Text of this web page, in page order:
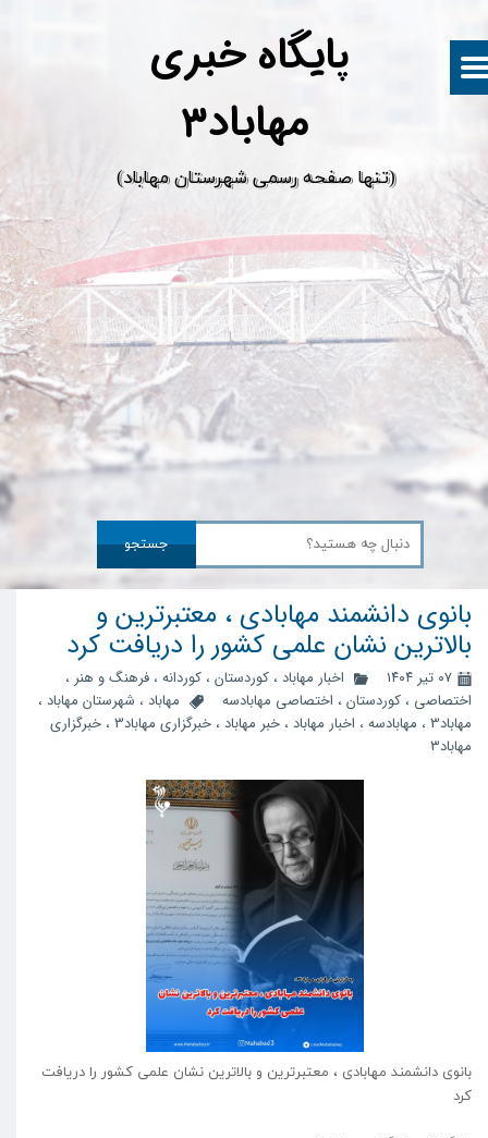
پایگاه خبری
​(تنها صفحه رسمی شهرستان مهاباد)
جستجو
بانوی دانشمند مهابادی ، معتبرترین و
بالاترین نشان علمی کشور را دریافت ‌کرد
۰۷ تیر ۱۴۰۴ اخبار مهاباد ، کوردستان ، کوردانه ، فرهنگ و هنر ،
اختصاصی ، کوردستان ، اختصاصی مهابادسه مهاباد ، شهرستان مهاباد ،
مهاباد3
، مهابادسه ، اخبار مهاباد ، خبر مهاباد ، خبرگزاری مهاباد3 ، خبرگزاری
مهاباد۳
بانوی دانشمند مهابادی ، معتبرترین و بالاترین نشان علمی کشور را دریافت
‌کرد